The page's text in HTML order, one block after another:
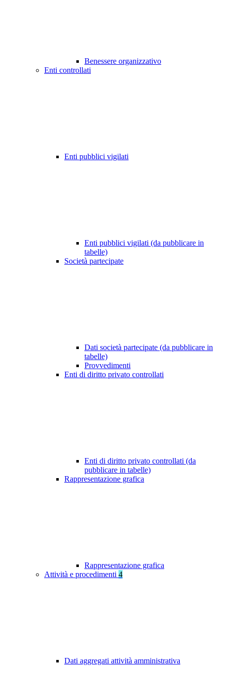
Benessere organizzativo
Enti controllati
Enti pubblici vigilati
Enti pubblici vigilati (da pubblicare in
tabelle)
Società partecipate
Dati società partecipate (da pubblicare in
tabelle)
Provvedimenti
Enti di diritto privato controllati
Enti di diritto privato controllati (da
pubblicare in tabelle)
Rappresentazione grafica
Rappresentazione grafica
Attività e procedimenti 4
Dati aggregati attività amministrativa